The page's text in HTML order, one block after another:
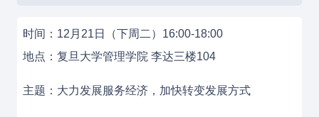
时间：12月21日（下周二）16:00-18:00
地点：复旦大学管理学院 李达三楼104
主题：大力发展服务经济，加快转变发展方式